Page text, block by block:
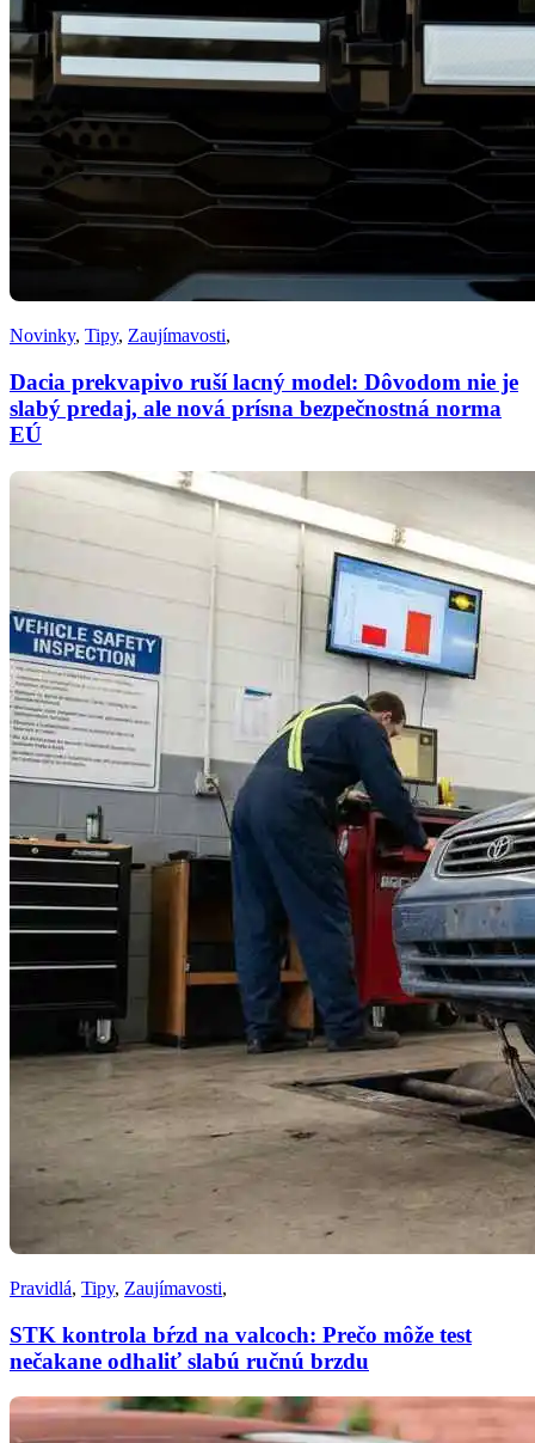
Novinky, Tipy, Zaujímavosti,
Dacia prekvapivo ruší lacný model: Dôvodom nie je
slabý predaj, ale nová prísna bezpečnostná norma
EÚ
Pravidlá, Tipy, Zaujímavosti,
STK kontrola bŕzd na valcoch: Prečo môže test
nečakane odhaliť slabú ručnú brzdu